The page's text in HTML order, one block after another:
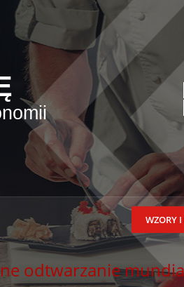
WZORY
odtwarzanie